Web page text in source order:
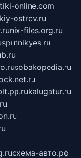
online.com
ostrov.ru
nix-files.org.ru
sputnikyes.ru
sobakopedia.ru
kalugatur.ru
схема-авто.рф